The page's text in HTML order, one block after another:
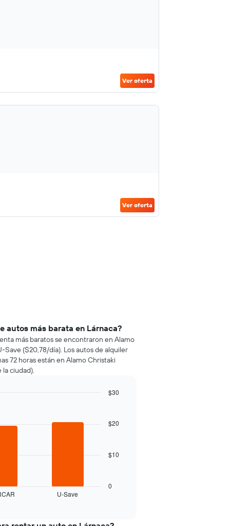
Ver oferta
Ver oferta
autos más barata en Lárnaca?
más baratos se encontraron en Alamo
Save ($20,78/día). Los autos de alquiler
72 horas están en Alamo Christaki
la ciudad).
U-Save
0
$10
$20
$30